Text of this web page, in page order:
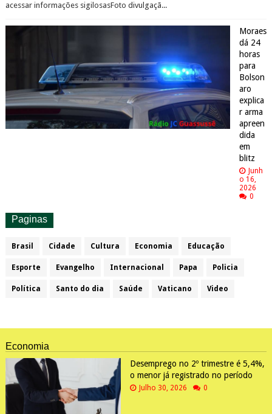
acessar informações sigilosasFoto divulgaçã...
Moraes
dá 24
horas
para
Bolson
aro
explica
r arma
apreen
dida
em
blitz
Junh
o 16,
2026
0
Paginas
Brasil Cidade Cultura Economia Educação
Esporte Evangelho Internacional Papa Policia
Política Santo do dia Saúde Vaticano Video
Economia
Desemprego no 2º trimestre é 5,4%,
o menor já registrado no período
Julho 30, 2026 0